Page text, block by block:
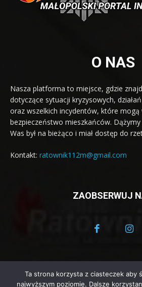
O NAS
Nasza platforma to miejsce, gdzie
dotyczące sytuacji kryzysowych,
oraz wszelkich incydentów, które mogą
bezpieczeństwo mieszkańców.
Was był na bieżąco i miał dostęp do
Kontakt: ratownik112m@gmail.com
ZAOBSERWUJ
© Ratownik 112 - Małopolski Portal
Ta strona korzysta z ciasteczek aby
najwyższym poziomie. Dalsze